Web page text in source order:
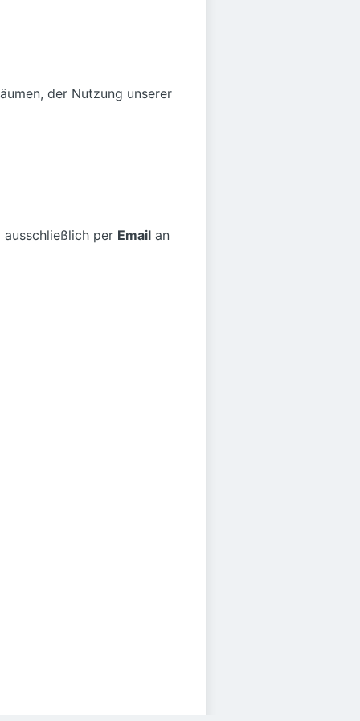
der Nutzung unserer
per Email an